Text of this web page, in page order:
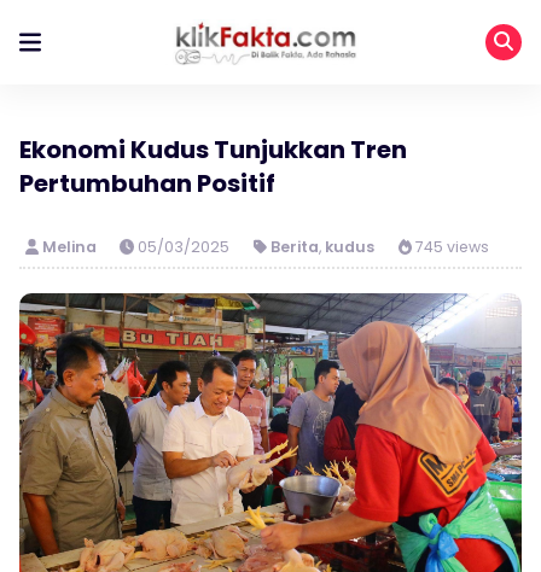
Ekonomi Kudus Tunjukkan Tren
Pertumbuhan Positif
Melina 05/03/2025 Berita, kudus 745 views